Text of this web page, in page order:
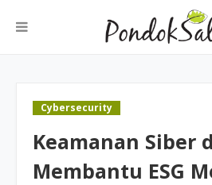
Cybersecurity
Keamanan Siber
Membantu ESG